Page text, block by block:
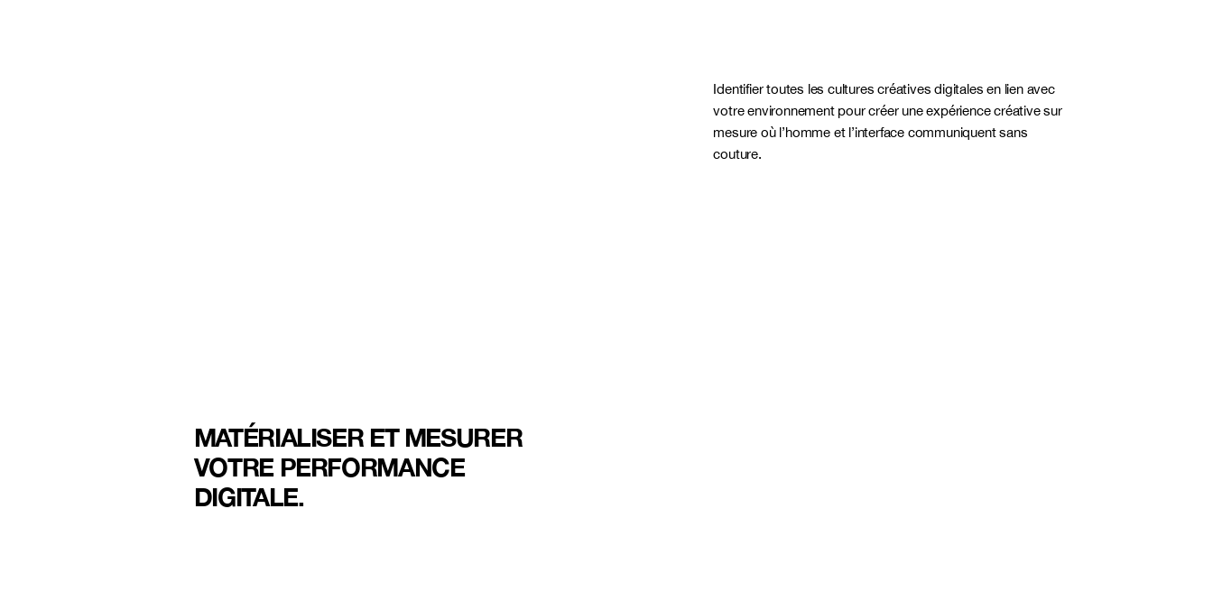
Identifier toutes les cultures créatives digitales en lien avec
votre environnement pour créer une expérience créative sur
mesure où l’homme et l’interface communiquent sans
couture.
MATÉRIALISER ET MESURER
VOTRE PERFORMANCE
DIGITALE.
BELGIQUE